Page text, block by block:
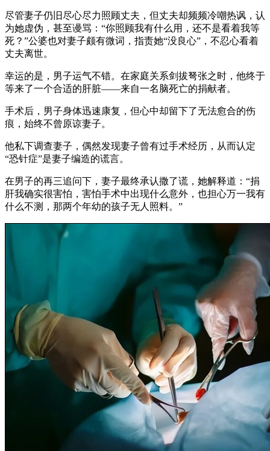
尽管妻子仍旧尽心尽力照顾丈夫，但丈夫却频频冷嘲热讽，认
为她虚伪，甚至谩骂：“你照顾我有什么用，还不是看着我等
死？”公婆也对妻子颇有微词，指责她“没良心”，不忍心看着
丈夫离世。
幸运的是，男子运气不错。在家庭关系剑拔弩张之时，他终于
等来了一个合适的肝脏——来自一名脑死亡的捐献者。
手术后，男子身体迅速康复，但心中却留下了无法愈合的伤
痕，始终不曾原谅妻子。
他私下调查妻子，偶然发现妻子曾有过手术经历，从而认定
“恐针症”是妻子编造的谎言。
在男子的再三追问下，妻子最终承认撒了谎，她解释道：“捐
肝我确实很害怕，害怕手术中出现什么意外，也担心万一我有
什么不测，那两个年幼的孩子无人照料。”